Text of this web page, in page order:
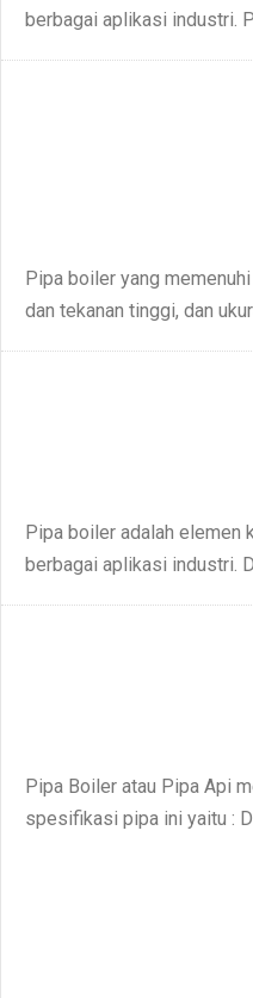
berbagai aplikasi industri.
Pipa boiler yang
dan tekanan tinggi, dan
Pipa boiler adalah elemen
berbagai aplikasi industri.
Pipa Boiler atau Pipa Api
spesifikasi pipa ini yaitu :